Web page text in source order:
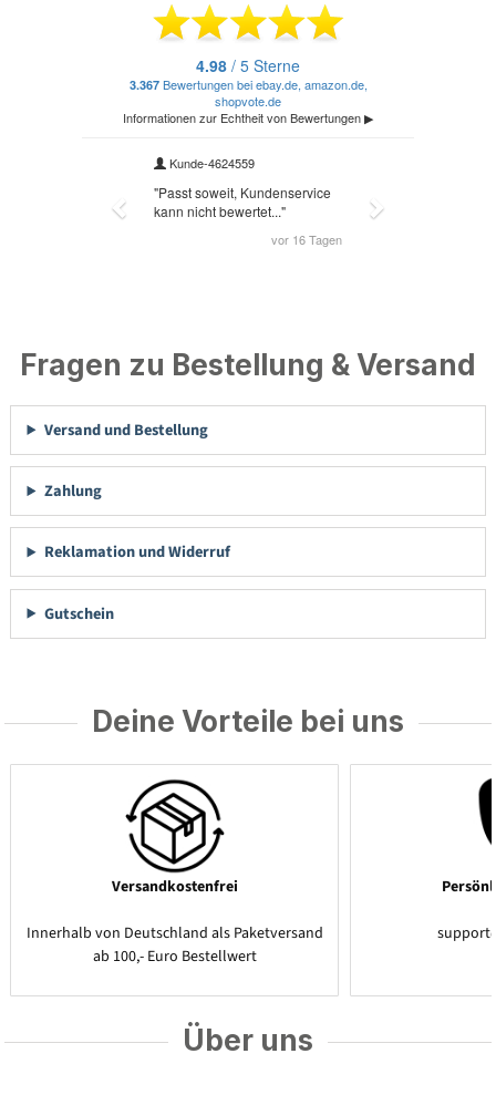
Fragen zu Bestellung & Versand
Versand und Bestellung
Zahlung
Reklamation und Widerruf
Gutschein
Deine Vorteile bei uns
Versandkostenfrei
Innerhalb von Deutschland als Paketversand
ab 100,- Euro Bestellwert
Über uns